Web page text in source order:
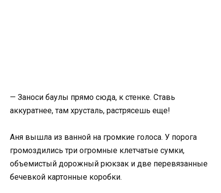
— Заноси баулы прямо сюда, к стенке. Ставь
аккуратнее, там хрусталь, растрясешь еще!
Аня вышла из ванной на громкие голоса. У порога
громоздились три огромные клетчатые сумки,
объемистый дорожный рюкзак и две перевязанные
бечевкой картонные коробки.